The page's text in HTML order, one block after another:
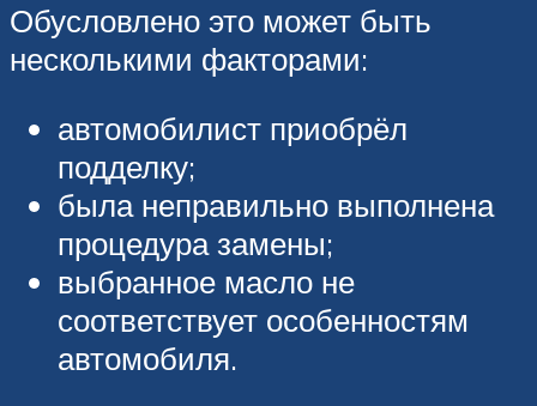
Обусловлено это может быть
несколькими факторами:
автомобилист приобрёл
подделку;
была неправильно выполнена
процедура замены;
выбранное масло не
соответствует особенностям
автомобиля.